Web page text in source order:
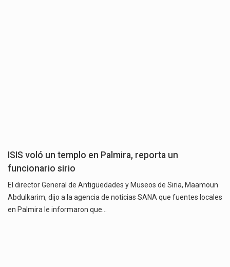
ISIS voló un templo en Palmira, reporta un
funcionario sirio
El director General de Antigüedades y Museos de Siria, Maamoun
Abdulkarim, dijo a la agencia de noticias SANA que fuentes locales
en Palmira le informaron que…